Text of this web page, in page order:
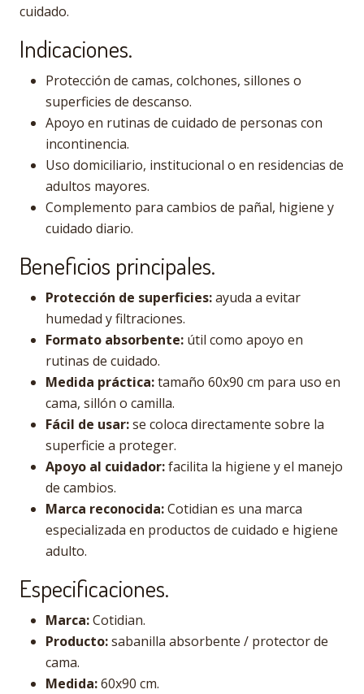
cuidado.
Indicaciones.
Protección de camas, colchones, sillones o
superficies de descanso.
Apoyo en rutinas de cuidado de personas con
incontinencia.
Uso domiciliario, institucional o en residencias de
adultos mayores.
Complemento para cambios de pañal, higiene y
cuidado diario.
Beneficios principales.
Protección de superficies:ayuda a evitar
humedad y filtraciones.
Formato absorbente: útil como apoyo en
rutinas de cuidado.
Medida práctica:tamaño 60x90 cm para uso en
cama, sillón o camilla.
Fácil de usar:se coloca directamente sobre la
superficie a proteger.
Apoyo al cuidador:facilita la higiene y el manejo
de cambios.
Marca reconocida:Cotidian es una marca
especializada en productos de cuidado e higiene
adulto.
Especificaciones.
Marca:Cotidian.
Producto:sabanilla absorbente / protector de
cama.
Medida:60x90 cm.